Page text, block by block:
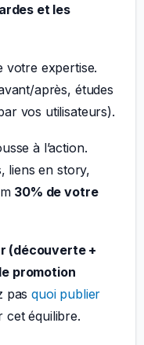
et les
votre expertise.
après, études
vos utilisateurs).
à l’action.
liens en story,
30% de votre
(découverte +
promotion
pasquoi publier
cet équilibre.